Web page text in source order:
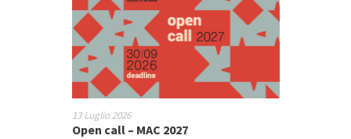
13 Luglio 2026
Open call – MAC 2027